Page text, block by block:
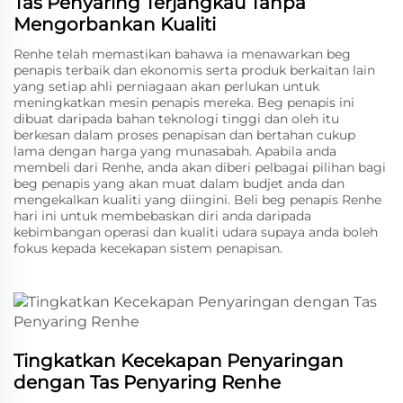
Mengorbankan Kualiti
Renhe telah memastikan bahawa ia menawarkan beg
penapis terbaik dan ekonomis serta produk berkaitan lain
yang setiap ahli perniagaan akan perlukan untuk
meningkatkan mesin penapis mereka. Beg penapis ini
dibuat daripada bahan teknologi tinggi dan oleh itu
berkesan dalam proses penapisan dan bertahan cukup
lama dengan harga yang munasabah. Apabila anda
membeli dari Renhe, anda akan diberi pelbagai pilihan bagi
beg penapis yang akan muat dalam budjet anda dan
mengekalkan kualiti yang diingini. Beli beg penapis Renhe
hari ini untuk membebaskan diri anda daripada
kebimbangan operasi dan kualiti udara supaya anda boleh
fokus kepada kecekapan sistem penapisan.
Tingkatkan Kecekapan Penyaringan
dengan Tas Penyaring Renhe